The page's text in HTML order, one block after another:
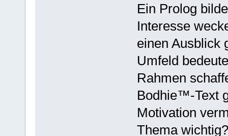
Ein Prolog
Interesse
einen Ausblick
Umfeld
Rahmen
Bodhie™-Text
Motivation
Thema